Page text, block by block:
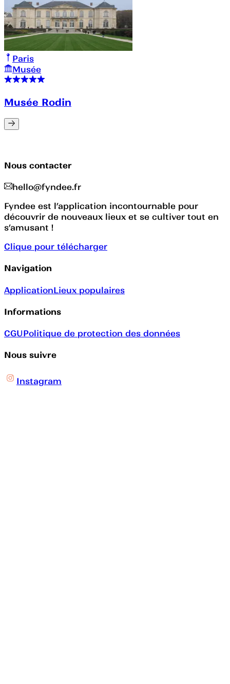
Paris
Musée
Musée Rodin
Nous contacter
hello@fyndee.fr
Fyndee est l’application incontournable pour
découvrir de nouveaux lieux et se cultiver tout en
s’amusant !
Clique pour télécharger
Navigation
ApplicationLieux populaires
Informations
CGUPolitique de protection des données
Nous suivre
Instagram